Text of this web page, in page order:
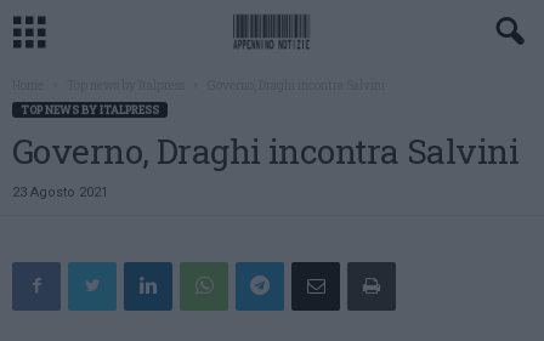
TOP NEWS BY ITALPRESS
Governo, Draghi incontra Salvini
23 Agosto 2021